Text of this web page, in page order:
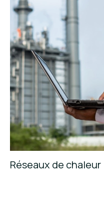
Réseaux de chaleur